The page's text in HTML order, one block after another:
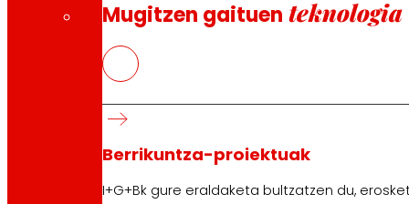
Mugitzen gaituen teknologia
Berrikuntza-proiektuak
I+G+Bk gure eraldaketa bultzatzen du,